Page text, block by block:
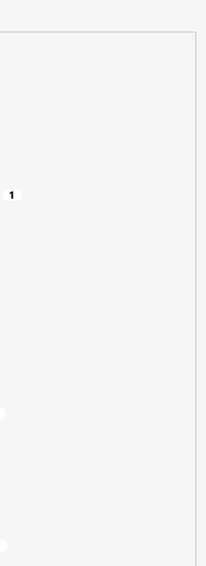
1